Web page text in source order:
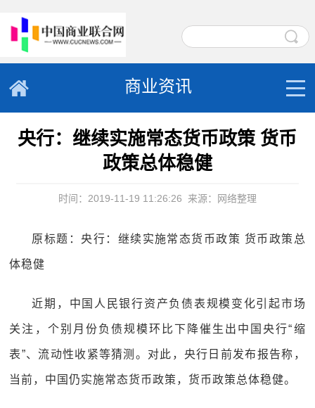
商业资讯
央行：继续实施常态货币政策 货币
政策总体稳健
时间：2019-11-19 11:26:26 来源：网络整理
原标题：央行：继续实施常态货币政策 货币政策总
体稳健
近期，中国人民银行资产负债表规模变化引起市场
关注，个别月份负债规模环比下降催生出中国央行“缩
表”、流动性收紧等猜测。对此，央行日前发布报告称，
当前，中国仍实施常态货币政策，货币政策总体稳健。